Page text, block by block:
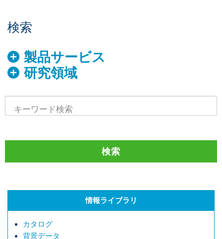
検索
製品サービス
研究領域
情報ライブラリ
カタログ
背景データ